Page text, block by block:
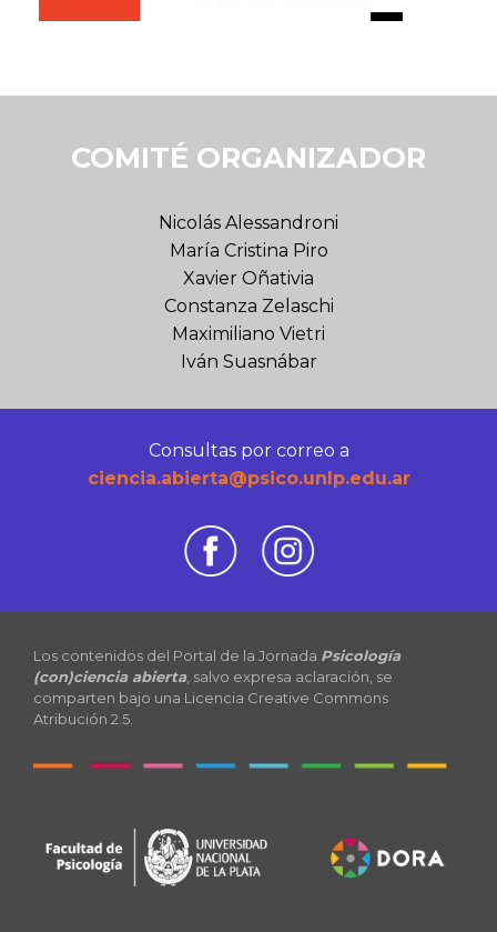
COMITÉ ORGANIZADOR
Nicolás Alessandroni
María Cristina Piro
Xavier Oñativia
Constanza Zelaschi
Maximiliano Vietri
Iván Suasnábar
Consultas por correo a
ciencia.abierta@psico.unlp.edu.ar
Los contenidos del Portal de la Jornada Psicología
(con)ciencia abierta , salvo expresa aclaración, se
comparten bajo una Licencia Creative Commons
Atribución 2.5.